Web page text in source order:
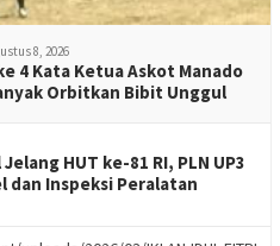
8, 2026
4 Kata Ketua Askot Manado
Orbitkan Bibit Unggul
HUT ke-81 RI, PLN UP3
dan Inspeksi Peralatan